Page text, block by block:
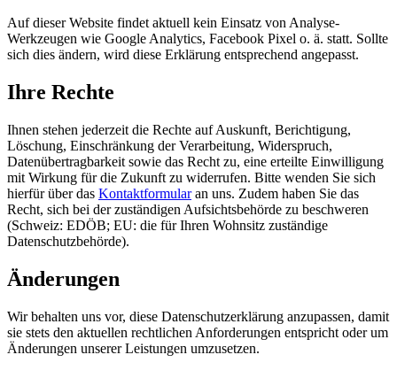
Auf dieser Website findet aktuell kein Einsatz von Analyse-
Werkzeugen wie Google Analytics, Facebook Pixel o. ä. statt. Sollte
sich dies ändern, wird diese Erklärung entsprechend angepasst.
Ihre Rechte
Ihnen stehen jederzeit die Rechte auf Auskunft, Berichtigung,
Löschung, Einschränkung der Verarbeitung, Widerspruch,
Datenübertragbarkeit sowie das Recht zu, eine erteilte Einwilligung
mit Wirkung für die Zukunft zu widerrufen. Bitte wenden Sie sich
hierfür über das Kontaktformularan uns. Zudem haben Sie das
Recht, sich bei der zuständigen Aufsichtsbehörde zu beschweren
(Schweiz: EDÖB; EU: die für Ihren Wohnsitz zuständige
Datenschutzbehörde).
Änderungen
Wir behalten uns vor, diese Datenschutzerklärung anzupassen, damit
sie stets den aktuellen rechtlichen Anforderungen entspricht oder um
Änderungen unserer Leistungen umzusetzen.